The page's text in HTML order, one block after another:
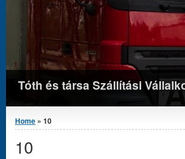
Tóth és társa Szállítási
You are here
Home » 10
10